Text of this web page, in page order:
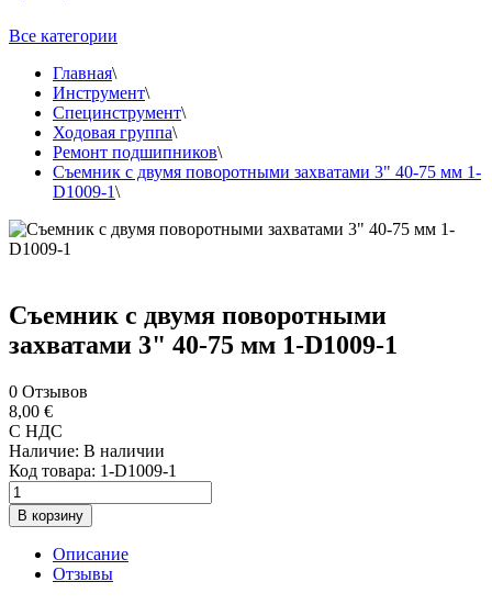
Все категории
Главная\
Инструмент\
Специнструмент\
Ходовая группа\
Ремонт подшипников\
Съемник с двумя поворотными захватами 3" 40-75 мм 1-
D1009-1\
Съемник с двумя поворотными
захватами 3" 40-75 мм 1-D1009-1
0 Отзывов
8,00 €
С НДС
Наличие: В наличии
Код товара: 1-D1009-1
В корзину
Описание
Отзывы